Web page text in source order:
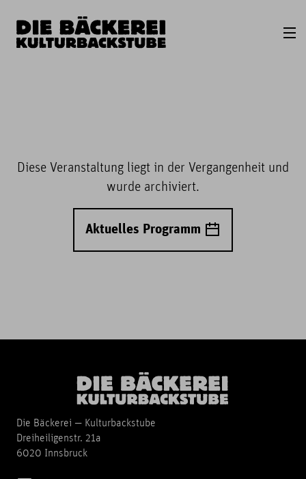
Diese Veranstaltung liegt in der Vergangenheit und
wurde archiviert.
Aktuelles Programm
Die Bäckerei — Kulturbackstube
Dreiheiligenstr. 21a
6020 Innsbruck